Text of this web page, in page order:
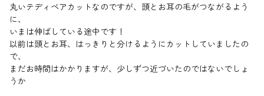
丸いテディベアカットなのですが、頭とお耳の毛がつながるよう
に、
いまは伸ばしている途中です！
以前は頭とお耳、はっきりと分けるようにカットしていましたの
で、
まだお時間はかかりますが、少しずつ近づいたのではないでしょ
うか